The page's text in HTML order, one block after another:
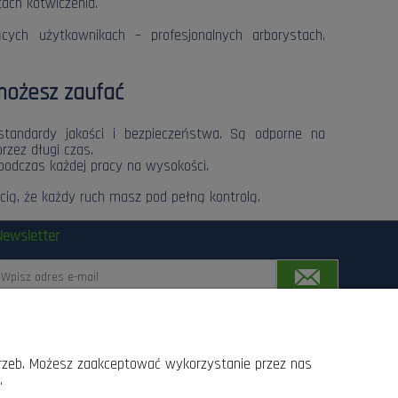
użytkownikach – profesjonalnych arborystach,
zaufać
jakości i bezpieczeństwa. Są odporne na
długi czas.
każdej pracy na wysokości.
że każdy ruch masz pod pełną kontrolą.
siedziba w Radomiu przy ul. Słowackiego 157 srodkami
elektronicznej, z których przesyłania w
Możesz zaakceptować wykorzystanie przez nas